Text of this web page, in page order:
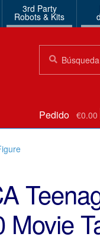
3rd Party
Robots & Kits
Pedido €0.00
Movie